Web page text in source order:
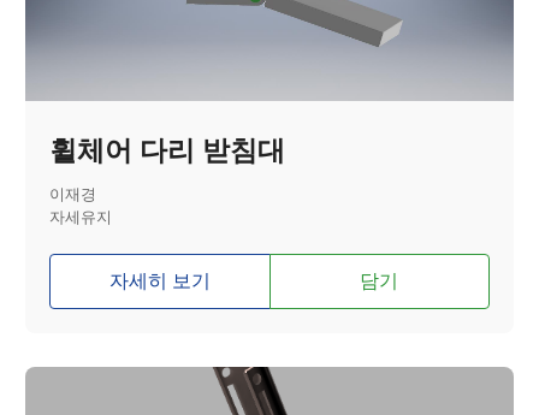
휠체어 다리 받침대
이재경
자세유지
자세히 보기 담기